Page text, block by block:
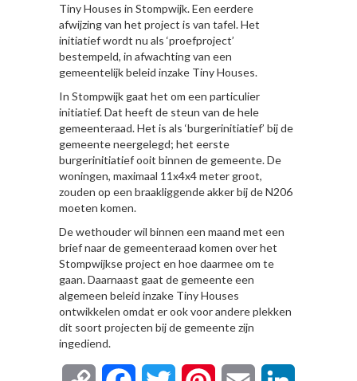
Tiny Houses in Stompwijk. Een eerdere
afwijzing van het project is van tafel. Het
initiatief wordt nu als ‘proefproject’
bestempeld, in afwachting van een
gemeentelijk beleid inzake Tiny Houses.
In Stompwijk gaat het om een particulier
initiatief. Dat heeft de steun van de hele
gemeenteraad. Het is als ‘burgerinitiatief’ bij de
gemeente neergelegd; het eerste
burgerinitiatief ooit binnen de gemeente. De
woningen, maximaal 11x4x4 meter groot,
zouden op een braakliggende akker bij de N206
moeten komen.
De wethouder wil binnen een maand met een
brief naar de gemeenteraad komen over het
Stompwijkse project en hoe daarmee om te
gaan. Daarnaast gaat de gemeente een
algemeen beleid inzake Tiny Houses
ontwikkelen omdat er ook voor andere plekken
dit soort projecten bij de gemeente zijn
ingediend.